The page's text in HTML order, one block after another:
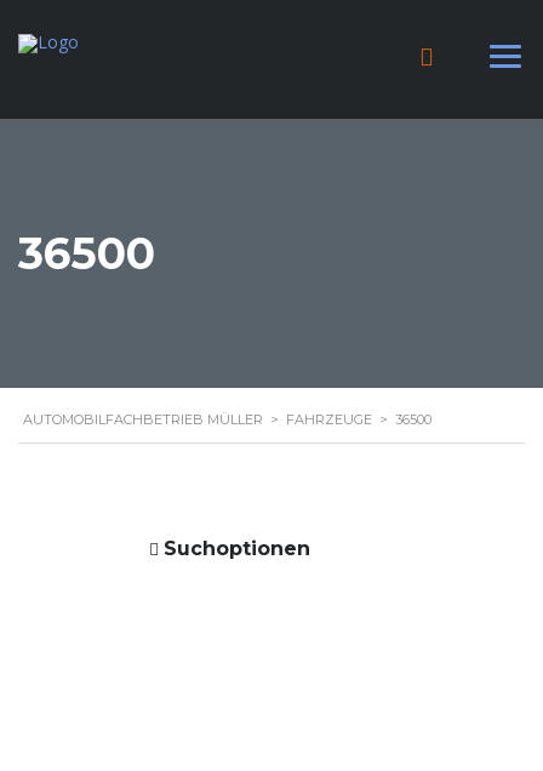
36500
AUTOMOBILFACHBETRIEB MÜLLER > FAHRZEUGE > 36500
Suchoptionen